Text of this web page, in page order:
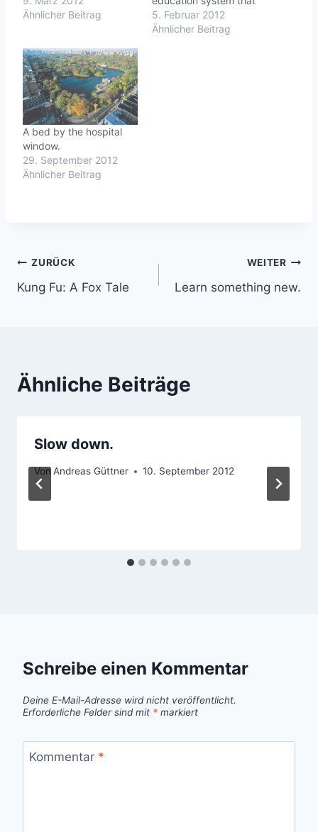
that [viral videos] have.”
youtube: ---Life is good.
---andy-guettner.de |
roninz.de
Ähnlicher Beitrag
nurtures (rather than
undermines)
5. Februar 2012
Ähnlicher Beitrag
A bed by the hospital
window.
29. September 2012
Ähnlicher Beitrag
Beitragsnavigation
ZURÜCK
Kung Fu: A Fox Tale
WEITER
Learn something new.
Ähnliche Beiträge
Slow down.
VonAndreas Güttner 10. September 2012
Schreibe einen Kommentar
Deine E-Mail-Adresse wird nicht veröffentlicht.
Erforderliche Felder sind mit * markiert
Kommentar *